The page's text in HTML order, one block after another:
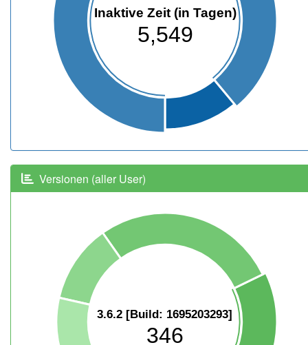
Inaktive Zeit (in Tagen)
5,549
Versionen (aller User)
3.6.2 [Build: 1695203293]
346